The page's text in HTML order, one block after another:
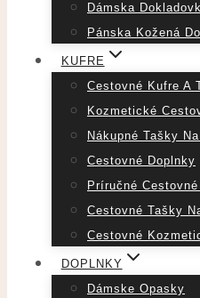
Dámska
Pánska Kožená
KUFRE
Cestovné Kufre A
Kozmetické
Nákupné Tašky
Cestovné Doplnky
Príručné
Cestovné Tašky
Cestovné
DOPLNKY
Dámske Opasky